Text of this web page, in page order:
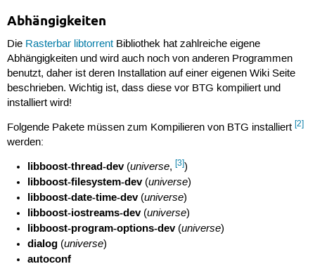
Abhängigkeiten
Die Rasterbar libtorrentBibliothek hat zahlreiche eigene
Abhängigkeiten und wird auch noch von anderen Programmen
benutzt, daher ist deren Installation auf einer eigenen Wiki Seite
beschrieben. Wichtig ist, dass diese vor BTG kompiliert und
installiert wird!
Folgende Pakete müssen zum Kompilieren von BTG installiert [2]
werden:
libboost-thread-dev(universe,[3])
libboost-filesystem-dev(universe)
libboost-date-time-dev(universe)
libboost-iostreams-dev(universe)
libboost-program-options-dev(universe)
dialog (universe)
autoconf